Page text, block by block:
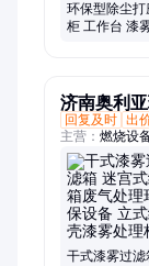
环保型除尘打
柜 工作台 漆
济南奥利
回复及时 出
主营： 燃烧设
设备、催化净
箱、木工中央
干式漆雾过滤